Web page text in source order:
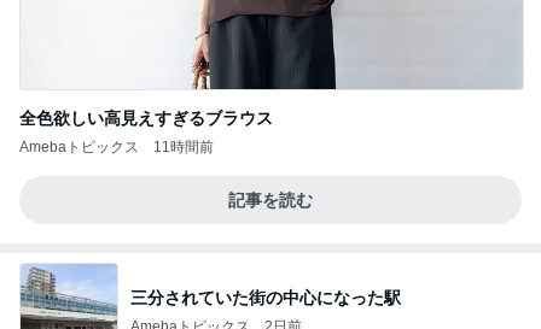
全色欲しい高見えすぎるブラウス
Amebaトピックス 11時間前
記事を読む
三分されていた街の中心になった駅